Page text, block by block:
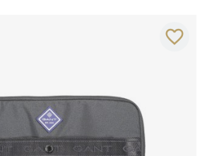
favorite_border